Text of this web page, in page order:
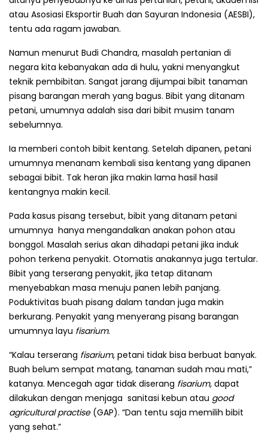
atau Asosiasi Eksportir Buah dan Sayuran Indonesia (AESBI),
tentu ada ragam jawaban.
Namun menurut Budi Chandra, masalah pertanian di
negara kita kebanyakan ada di hulu, yakni menyangkut
teknik pembibit­an. Sangat jarang dijumpai bibit tanaman
pisang barangan merah yang bagus. Bibit yang ditanam
petani, umumnya adalah sisa dari bibit musim tanam
sebelumnya.
Ia memberi contoh bibit kentang. Setelah dipanen, petani
umumnya mena­nam kembali sisa kentang yang dipanen
sebagai bibit. Tak heran jika makin lama hasil hasil
kentangnya makin kecil.
Pada kasus pisang tersebut, bibit yang ditanam petani
umumnya hanya meng­andal­kan anakan pohon atau
bonggol. Masalah serius akan dihadapi petani jika induk
pohon terkena penyakit. Otomatis anakannya juga tertular.
Bibit yang terserang penyakit, jika tetap ditanam
menyebabkan masa menuju panen lebih panjang.
Poduktivitas buah pisang dalam tandan juga makin
berkurang. Penyakit yang menyerang pisang barangan
umum­nya layu fisarium.
“Kalau terserang fisarium, petani tidak bisa berbuat banyak.
Buah belum sempat matang, tanaman sudah mau mati,”
katanya. Mencegah agar tidak diserang fisarium, dapat
dilakukan dengan menjaga sanitasi kebun atau good
agricultural practise(GAP). “Dan tentu saja memilih bibit
yang sehat.”